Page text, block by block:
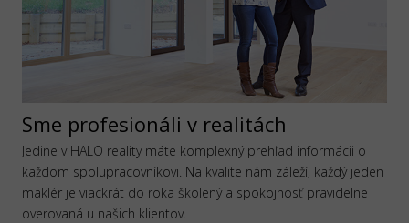
Sme profesionáli v realitách
Jedine v HALO reality máte komplexný prehľad informácii o
každom spolupracovníkovi. Na kvalite nám záleží, každý jeden
maklér je viackrát do roka školený a spokojnosť pravidelne
overovaná u našich klientov.